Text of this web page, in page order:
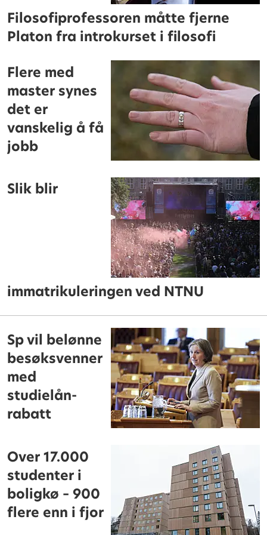
Filosofiprofessoren måtte fjerne
Platon fra introkurset i filosofi
Flere med
master synes
det er
vanskelig å få
jobb
Slik blir
immatrikuleringen ved NTNU
Sp vil belønne
besøksvenner
med
studielån-
rabatt
Over 17.000
studenter i
boligkø – 900
flere enn i fjor